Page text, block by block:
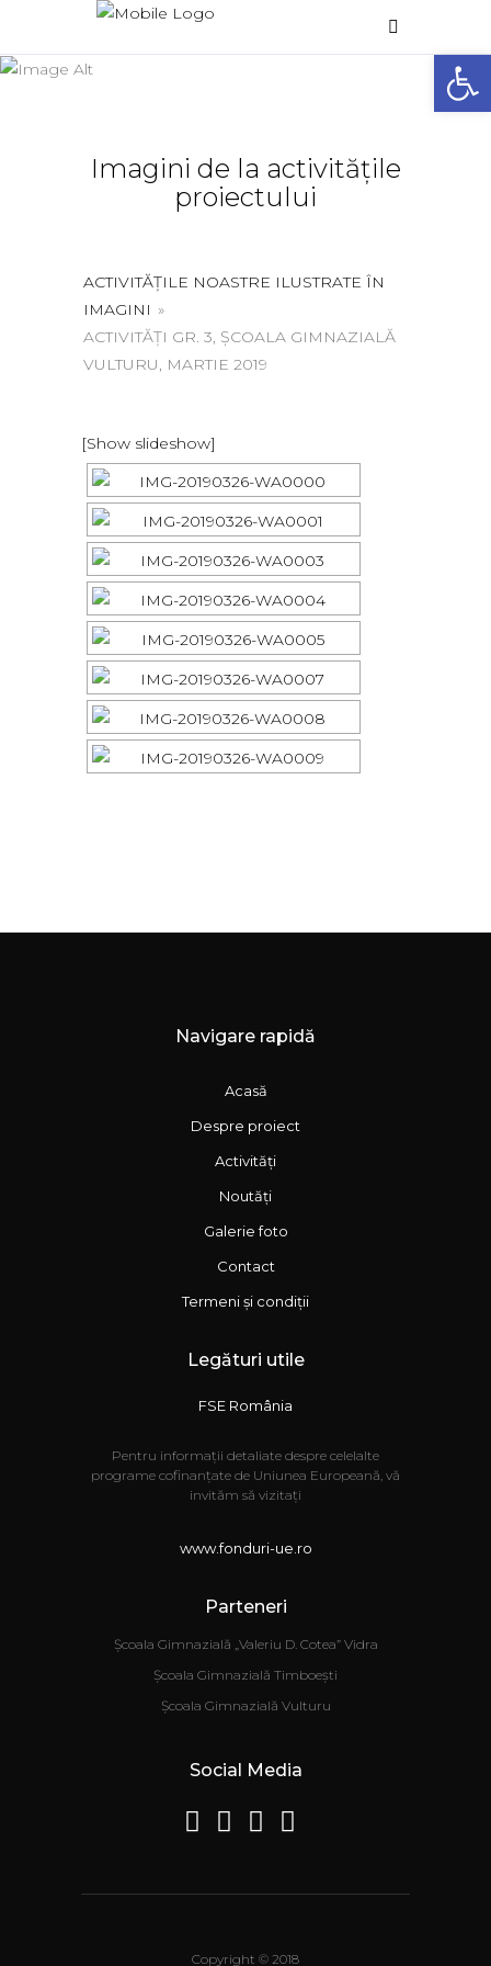
Galerie foto
Imagini de la activitățile
proiectului
ACTIVITĂȚILE NOASTRE ILUSTRATE ÎN
IMAGINI »
ACTIVITĂȚI GR. 3, ȘCOALA GIMNAZIALĂ
VULTURU, MARTIE 2019
[Show slideshow]
Navigare rapidă
Acasă
Despre proiect
Activități
Noutăți
Galerie foto
Contact
Termeni și condiții
Legături utile
FSE România
Pentru informații detaliate despre celelalte
programe cofinanțate de Uniunea Europeană, vă
invităm să vizitați
www.fonduri-ue.ro
Parteneri
Școala Gimnazială „Valeriu D. Cotea” Vidra
Școala Gimnazială Timboești
Școala Gimnazială Vulturu
Social Media
Copyright © 2018